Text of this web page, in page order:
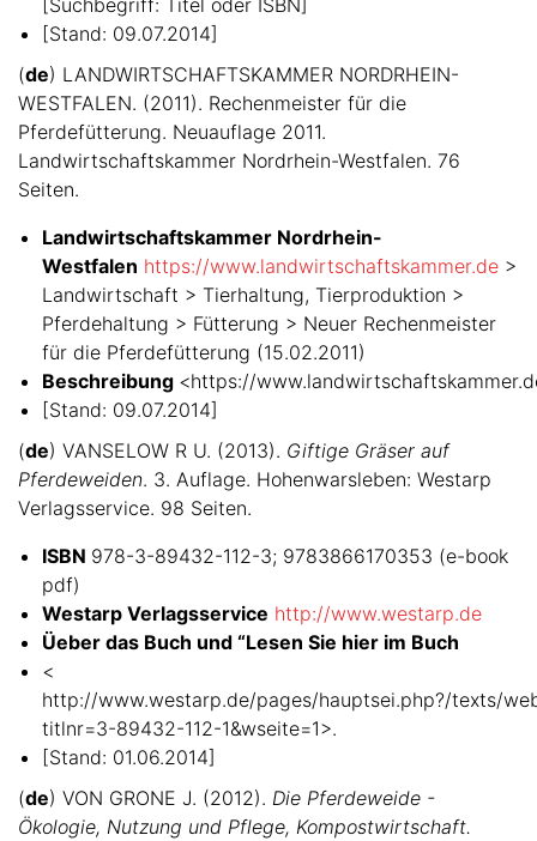
[Stand: 09.07.2014]
(de) LANDWIRTSCHAFTSKAMMER NORDRHEIN-
WESTFALEN. (2011). Rechenmeister für die
Pferdefütterung. Neuauflage 2011.
Landwirtschaftskammer Nordrhein-Westfalen. 76
Seiten.
Landwirtschaftskammer Nordrhein-
Westfalen https://www.landwirtschaftskammer.de >
Landwirtschaft > Tierhaltung, Tierproduktion >
Pferdehaltung > Fütterung > Neuer Rechenmeister
für die Pferdefütterung (15.02.2011)
Beschreibung <https://
[Stand: 09.07.2014]
(de) VANSELOW R U. (2013). Giftige Gräser auf
Pferdeweiden. 3. Auflage. Hohenwarsleben: Westarp
Verlagsservice. 98 Seiten.
ISBN 978-3-89432-112-3; 9783866170353 (e-book
pdf)
Westarp Verlagsservice http://www.westarp.de
Üeber das Buch und “Lesen Sie hier im Buch
<
http://www.westarp.de/pages/hauptsei.php?/texts/
titlnr=3-89432-112-1&wseite=1>.
[Stand: 01.06.2014]
(de) VON GRONE J. (2012). Die Pferdeweide -
Ökologie, Nutzung und Pflege, Kompostwirtschaft.